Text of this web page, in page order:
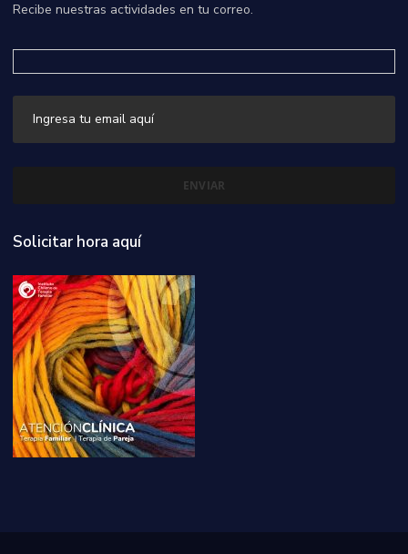
Recibe nuestras actividades en tu correo.
Solicitar hora aquí